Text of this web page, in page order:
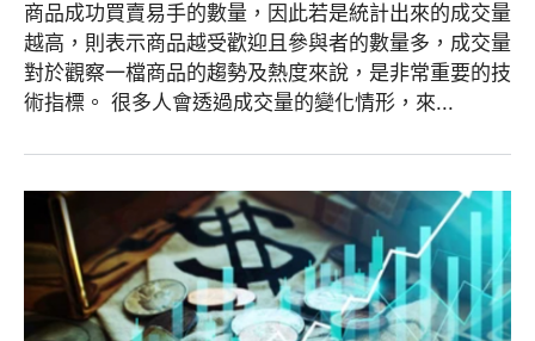
商品成功買賣易手的數量，因此若是統計出來的成交量
越高，則表示商品越受歡迎且參與者的數量多，成交量
對於觀察一檔商品的趨勢及熱度來說，是非常重要的技
術指標。 很多人會透過成交量的變化情形，來...